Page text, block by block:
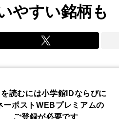
やすい銘柄も
読むには小学館IDならびに
ーポストWEBプレミアムの
ご登録が必要です